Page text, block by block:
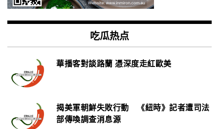
吃瓜热点
華播客對談路蘭 憑深度走紅歐美
揭美軍朝鮮失敗行動 《紐時》記者遭司法
部傳喚調查消息源